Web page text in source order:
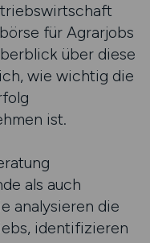
für Agrarjobs
über diese
wie wichtig die
ist.
als auch
analysieren die
identifizieren